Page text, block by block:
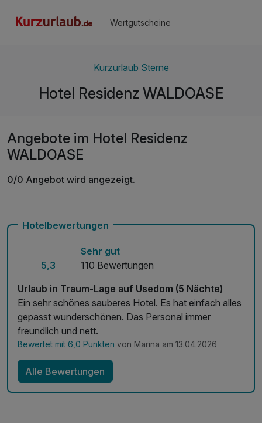
Wertgutscheine
Kurzurlaub Sterne
Hotel Residenz WALDOASE
Angebote im Hotel Residenz
WALDOASE
0/0 Angebot wird angezeigt.
Hotelbewertungen
5,3
Sehr gut
110 Bewertungen
Urlaub in Traum-Lage auf Usedom (5 Nächte)
Ein sehr schönes sauberes Hotel. Es hat einfach alles
gepasst wunderschönen. Das Personal immer
freundlich und nett.
Bewertet mit 6,0 Punkten von Marina am 13.04.2026
Alle Bewertungen